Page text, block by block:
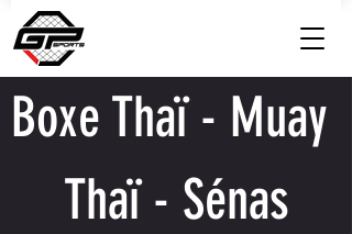
Boxe Thaï - Muay
Thaï - Sénas